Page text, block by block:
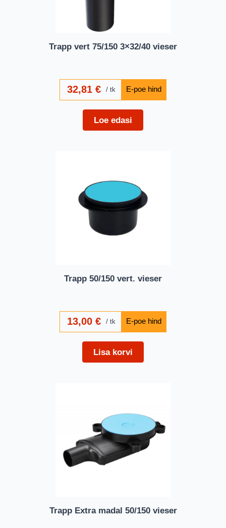
Trapp vert 75/150 3×32/40 vieser
32,81 € tk
Loe edasi
Trapp 50/150 vert. vieser
13,00 € tk
Lisa korvi
Trapp Extra madal 50/150 vieser